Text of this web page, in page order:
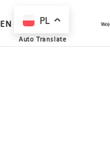
EN PL
Auto Translate